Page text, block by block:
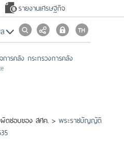
รายงานเศรษฐกิจ
การคลัง กระทรวงการคลัง
ดชอบของ สศค. > พระราชบัญญัติ